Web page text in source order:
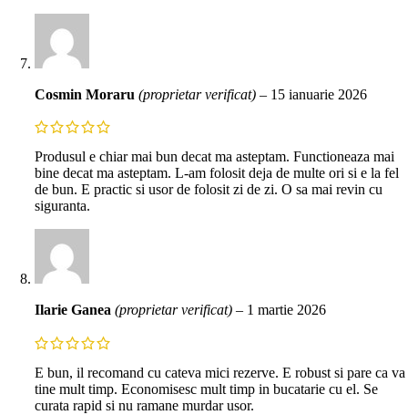
Cosmin Moraru (proprietar verificat) – 15 ianuarie 2026
Produsul e chiar mai bun decat ma asteptam. Functioneaza mai
bine decat ma asteptam. L-am folosit deja de multe ori si e la fel
de bun. E practic si usor de folosit zi de zi. O sa mai revin cu
siguranta.
Ilarie Ganea (proprietar verificat) – 1 martie 2026
E bun, il recomand cu cateva mici rezerve. E robust si pare ca va
tine mult timp. Economisesc mult timp in bucatarie cu el. Se
curata rapid si nu ramane murdar usor.